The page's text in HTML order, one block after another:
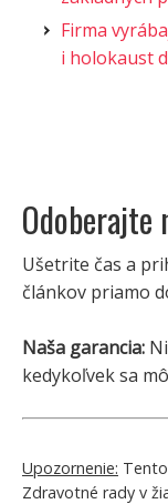
Firma
i holokaust
Odoberajte
Ušetrite čas a
článkov priamo
Naša garancia:
kedykoľvek sa
Upozornenie:
Zdravotné rady v